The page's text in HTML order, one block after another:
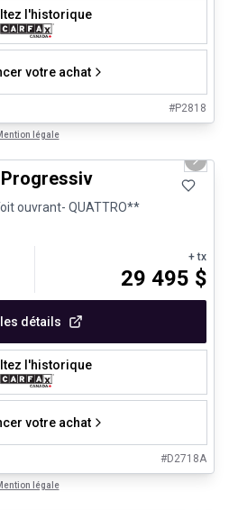
l'historique
votre achat
#P2818
légale
Next
Progressiv
ouvrant- QUATTRO**
+ tx
29 495 $
détails
l'historique
votre achat
#D2718A
légale